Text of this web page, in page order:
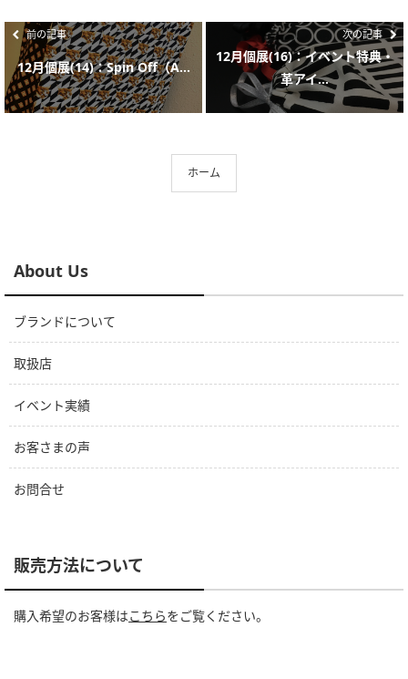
前の記事
12月個展(14)：Spin Off（A...
次の記事
12月個展(16)：イベント特典・
革アイ...
ホーム
About Us
ブランドについて
取扱店
イベント実績
お客さまの声
お問合せ
販売方法について
購入希望のお客様はこちらをご覧ください。